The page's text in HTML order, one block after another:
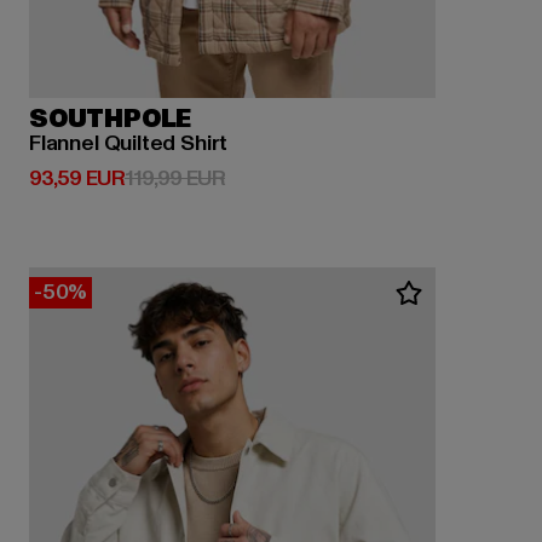
SOUTHPOLE
Flannel Quilted Shirt
93,59 EUR
Derzeitiger Preis: 93,59 EUR
119,99 EURAktionspreis: 119,99 EUR
-50%